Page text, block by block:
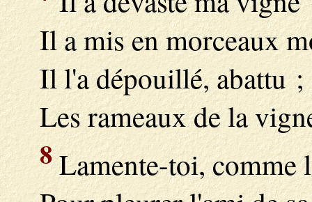
Il a mis en morceaux
Il l'a dépouillé, abattu ;
Les rameaux de la
8Lamente-toi, comme